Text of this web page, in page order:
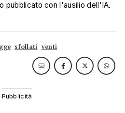
pubblicato con l'ausilio dell'IA.
sfollati venti